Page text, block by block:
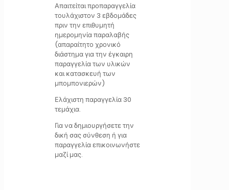
Απαιτείται προπαραγγελία
τουλάχιστον 3 εβδομάδες
πριν την επιθυμητή
ημερομηνία παραλαβής
(απαραίτητο χρονικό
διάστημα για την έγκαιρη
παραγγελία των υλικών
και κατασκευή των
μπομπονιερών)
Ελάχιστη παραγγελία 30
τεμάχια.
Για να δημιουργήσετε την
δική σας σύνθεση ή για
παραγγελία επικοινωνήστε
μαζί μας.